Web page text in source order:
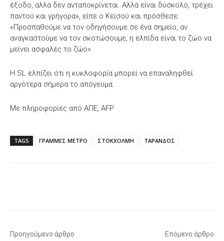
έξοδο, αλλά δεν ανταποκρίνεται. Αλλά είναι δύσκολο, τρέχει
παντού και γρήγορα», είπε ο Κεϊσού και πρόσθεσε:
«Προσπαθούμε να τον οδηγήσουμε σε ένα σημείο, αν
αναγκαστούμε να τον σκοτώσουμε, η ελπίδα είναι το ζώο να
μείνει ασφαλές το ζώο».
Η SL ελπίζει ότι η κυκλοφορία μπορεί να επαναληφθεί
αργότερα σήμερα το απόγευμα.
Με πληροφορίες από ΑΠΕ, AFP
TAGS ΓΡΑΜΜΕΣ ΜΕΤΡΟ ΣΤΟΚΧΟΛΜΗ ΤΑΡΑΝΔΟΣ
Προηγούμενο άρθρο
Επόμενο άρθρο